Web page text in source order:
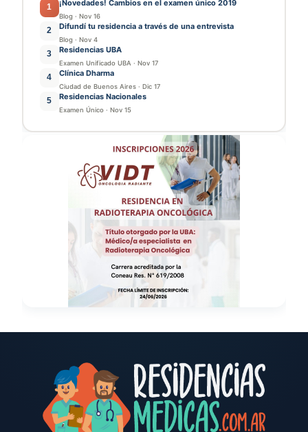
1 ¡Novedades! Cambios en el examen único 2019
Blog · Nov 16
2 Difundí tu residencia a través de una entrevista
Blog · Nov 4
3 Residencias UBA
Examen Unificado UBA · Nov 17
4 Clínica Dharma
Ciudad de Buenos Aires · Dic 17
5 Residencias Nacionales
Examen Único · Nov 15